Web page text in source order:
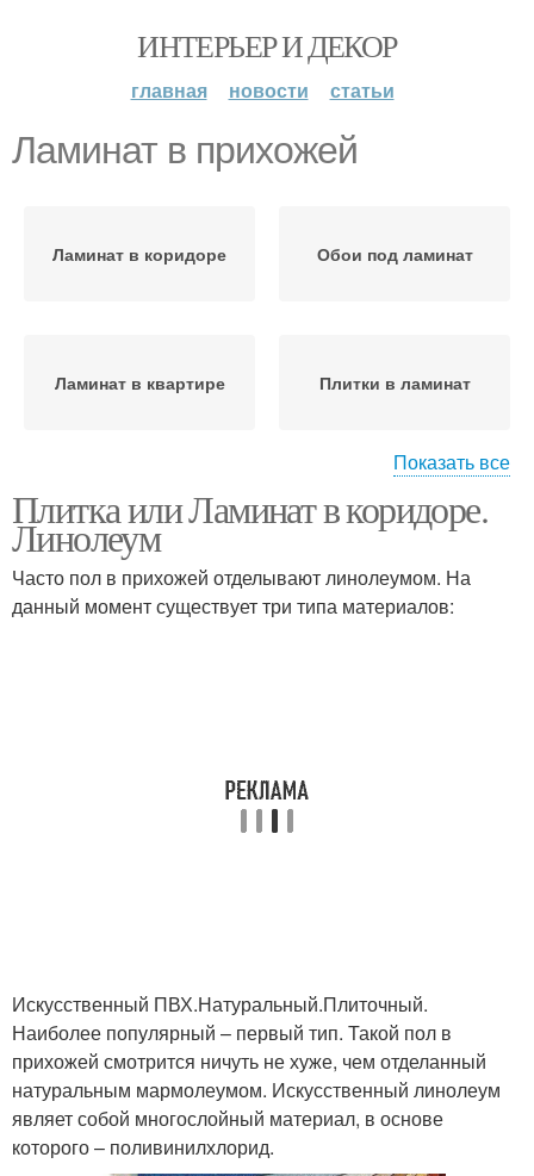
ИНТЕРЬЕР И ДЕКОР
главная новости статьи
Ламинат в прихожей
Ламинат в коридоре Обои под ламинат
Ламинат в квартире Плитки в ламинат
Ламинат в стиле Ламинат с рисунком
Показать все
Плитка или Ламинат в коридоре.
Линолеум
Часто пол в прихожей отделывают линолеумом. На
данный момент существует три типа материалов:
Искусственный ПВХ.Натуральный.Плиточный.
Наиболее популярный – первый тип. Такой пол в
прихожей смотрится ничуть не хуже, чем отделанный
натуральным мармолеумом. Искусственный линолеум
являет собой многослойный материал, в основе
которого – поливинилхлорид.